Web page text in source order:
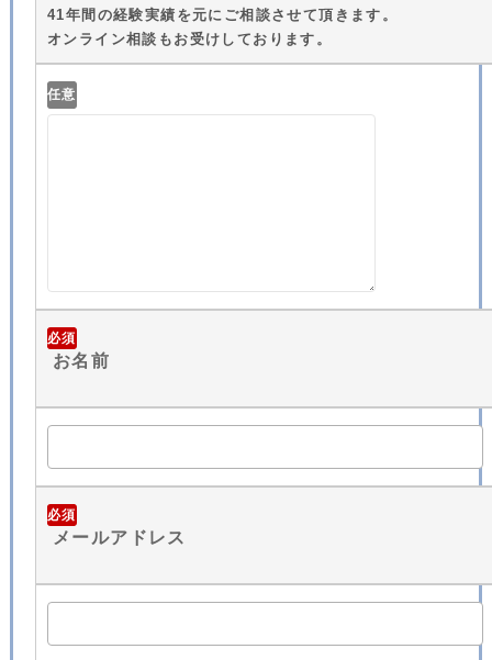
41年間の経験実績を元にご相談させて頂きます。
オンライン相談もお受けしております。
任意
必須
お名前
必須
メールアドレス